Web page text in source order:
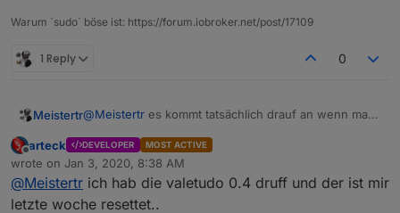
Warum `sudo` böse ist: https://forum.iobroker.net/post/17109
1 Reply 0
Meistertr@Meistertr es kommt tatsächlich drauf an wenn man
reset sehr unwahrschieilich da die systemlast sehr
minimiert wurde, wenn man dann noch die
Erweiterung nutzt die ich gerade in den mihome-
vacuum adapter einbaue um die Karte zu erzeugen
Offline
arteck DEVELOPER MOST ACTIVE
wrote on Jan 3, 2020, 8:38 AM
last edited by
@Meistertr ich hab die valetudo 0.4 druff und der ist mir
letzte woche resettet..